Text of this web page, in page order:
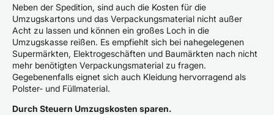
Neben der Spedition, sind auch die Kosten für die
Umzugskartons und das Verpackungsmaterial nicht außer
Acht zu lassen und können ein großes Loch in die
Umzugskasse reißen. Es empfiehlt sich bei nahegelegenen
Supermärkten, Elektrogeschäften und Baumärkten nach nicht
mehr benötigten Verpackungsmaterial zu fragen.
Gegebenenfalls eignet sich auch Kleidung hervorragend als
Polster- und Füllmaterial.
Durch Steuern Umzugskosten sparen.